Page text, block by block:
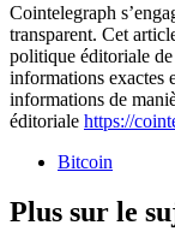
Cointelegraph
transparent. Cet
politique éditoriale
informations exactes
informations de
éditoriale https://
Bitcoin
Plus sur le